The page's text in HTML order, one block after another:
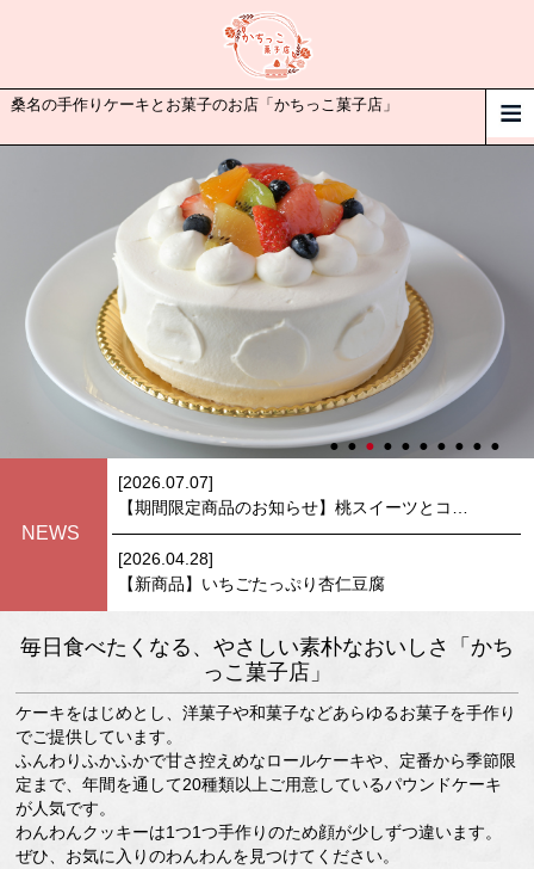
桑名の手作りケーキとお菓子のお店「かちっこ菓子店」
NEWS
[2026.07.07]
[2026.04.28]
【新商品】いちごたっぷり杏仁豆腐
毎日食べたくなる、やさしい素朴なおいしさ「かち
っこ菓子店」
ケーキをはじめとし、洋菓子や和菓子などあらゆるお菓子を手作り
でご提供しています。
ふんわりふかふかで甘さ控えめなロールケーキや、定番から季節限
定まで、年間を通して20種類以上ご用意しているパウンドケーキ
が人気です。
わんわんクッキーは1つ1つ手作りのため顔が少しずつ違います。
ぜひ、お気に入りのわんわんを見つけてください。